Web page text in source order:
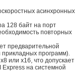
асинхронных
128 байт на порт
повторных
предварительной
программ).
или x16, что допускает
на системной